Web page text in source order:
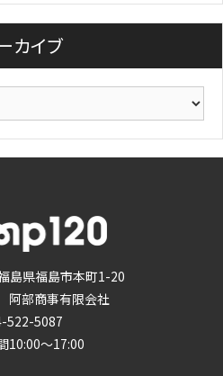
カイブ
島県福島市本町1-20
部商事有限会社
522-5087
10:00～17:00